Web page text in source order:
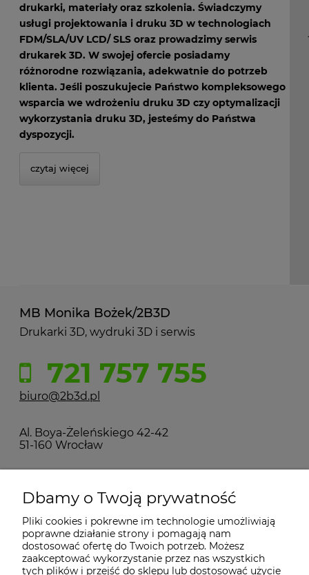
drukarki, materiały oraz szkolenia. Świadczymy
usługi projektowania i druku 3D w technologiach
FDM/SLA/UV LCD/ SLS oraz prowadzimy serwis
drukarek 3D. W swojej ofercie posiadamy
różnorodne rozwiązania, adekwatnie do potrzeb
klienta. Jeśli poszukujecie Państwo kompleksowego
wsparcia we wdrożeniu druku 3D czy optymalizacji
wykorzystania druku 3D, jesteśmy do Państwa
dyspozycji.
czytaj więcej
MB Monika Bożek/2B3D
Drukarki 3D, wydruki 3D i serwis
721 757 755
biuro@2b3d.pl
Al. Boya-Żeleńskiego 42-42
51-160 Wrocław
MOJE KONTO
PŁATNOŚCI I DOSTAWA
Dbamy o Twoją prywatność
Pliki cookies i pokrewne im technologie umożliwiają
poprawne działanie strony i pomagają nam
dostosować ofertę do Twoich potrzeb. Możesz
zaakceptować wykorzystanie przez nas wszystkich
tych plików i przejść do sklepu lub dostosować użycie